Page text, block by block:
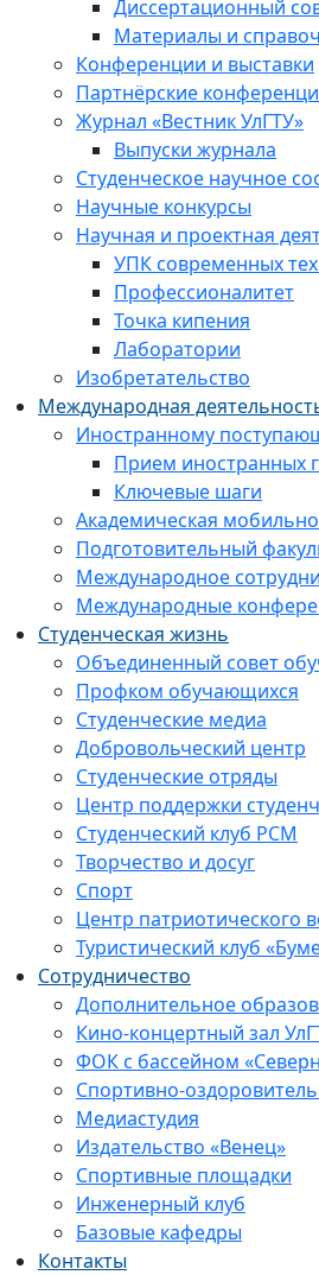
Диссертационный
Материалы и
Конференции и выставки
Партнёрские
Журнал «Вестник УлГТУ»
Выпуски журнала
Студенческое научное
Научные конкурсы
Научная и проектная
УПК современных
Профессионалитет
Точка кипения
Лаборатории
Изобретательство
Международная
Иностранному
Прием иностранных
Ключевые шаги
Академическая
Подготовительный
Международное
Международные
Студенческая жизнь
Объединенный совет
Профком обучающихся
Студенческие медиа
Добровольческий центр
Студенческие отряды
Центр поддержки
Студенческий клуб РСМ
Творчество и досуг
Спорт
Центр патриотического
Туристический клуб
Сотрудничество
Дополнительное
Кино-концертный зал
ФОК с бассейном
Спортивно-
Медиастудия
Издательство «Венец»
Спортивные площадки
Инженерный клуб
Базовые кафедры
Контакты